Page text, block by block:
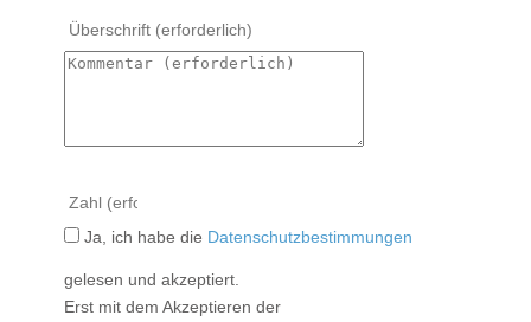
Ja, ich habe die Datenschutzbestimmungen
gelesen und akzeptiert.
Erst mit dem Akzeptieren der